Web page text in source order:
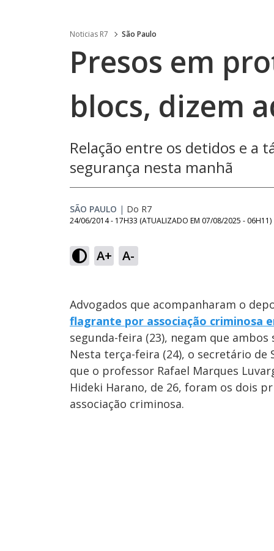
Noticias R7 São Paulo
Presos em
blocs, dizem
Relação entre os detidos e a
segurança nesta manhã
SÃO PAULO | Do R7
24/06/2014 - 17H33 (ATUALIZADO EM 07/08/2025 - 06H11)
A+ A-
Advogados que acompanharam o
flagrante por associação criminosa
segunda-feira (23), negam que
Nesta terça-feira (24), o secretário de
que o professor Rafael Marques
Hideki Harano, de 26, foram os dois
associação criminosa.